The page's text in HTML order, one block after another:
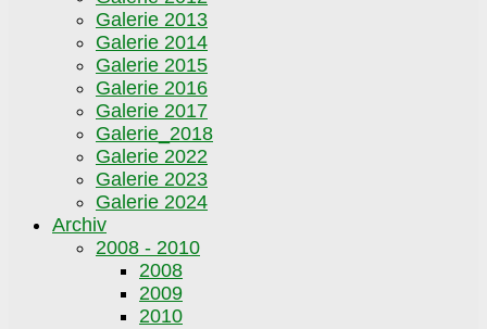
Galerie 2013
Galerie 2014
Galerie 2015
Galerie 2016
Galerie 2017
Galerie_2018
Galerie 2022
Galerie 2023
Galerie 2024
Archiv
2008 - 2010
2008
2009
2010